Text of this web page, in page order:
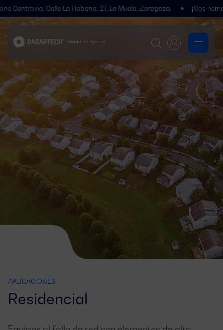
Calle La Habana, 27, La Muela, Zaragoza. ¡Nos hemos
APLICACIONES
Residencial